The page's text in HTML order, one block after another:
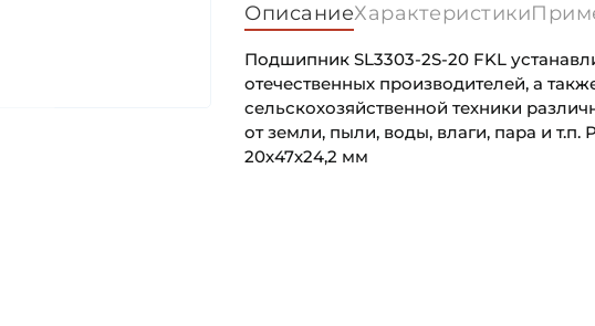
ОписаниеХарактеристики
Подшипник SL3303-2S-20 FKL
отечественных производителей, а
сельскохозяйственной техники
от земли, пыли, воды, влаги, пара и
20х47х24,2 мм